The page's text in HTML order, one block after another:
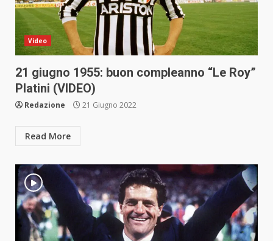
Video
21 giugno 1955: buon compleanno “Le Roy”
Platini (VIDEO)
Redazione 21 Giugno 2022
Read More